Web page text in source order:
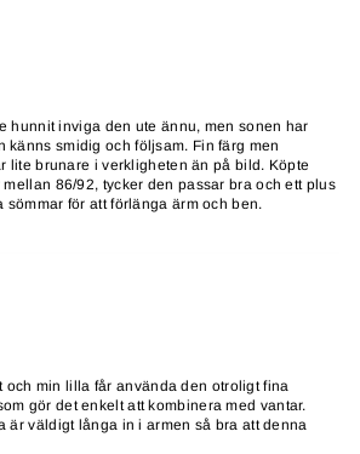
hunnit inviga den ute ännu, men sonen har
känns smidig och följsam. Fin färg men
lite brunare i verkligheten än på bild. Köpte
86/92, tycker den passar bra och ett plus
sömmar för att förlänga ärm och ben.
och min lilla får använda den otroligt fina
gör det enkelt att kombinera med vantar.
är väldigt långa in i armen så bra att denna